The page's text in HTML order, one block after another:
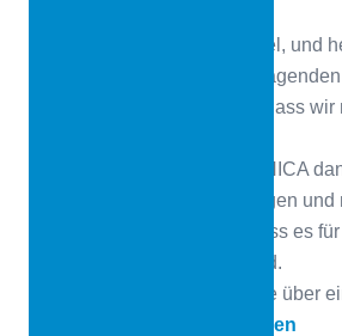
Vielen Dank, Miguel, und
Glückwunsch zu der
geleistet haben. Wir hoffen, dass
Ich bin CONICA
Möglichkeit, meine Erfahrungen
weiterzugeben und hoffe, dass es
von großem Nutzen sein wird.
Sehen Sie sich die Fallstudie über
PDF herunterladen